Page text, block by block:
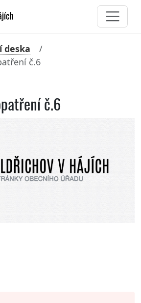
deska
č.6
č.6